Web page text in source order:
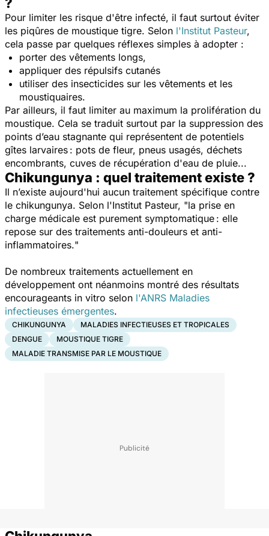
Pour limiter les risque d'être infecté, il faut surtout éviter
les piqûres de moustique tigre. Selon l'Institut Pasteur,
cela passe par quelques réflexes simples à adopter :
porter des vêtements longs,
appliquer des répulsifs cutanés
utiliser des insecticides sur les vêtements et les
moustiquaires.
Par ailleurs, il faut limiter au maximum la prolifération du
moustique. Cela se traduit surtout par la suppression des
points d’eau stagnante qui représentent de potentiels
gîtes larvaires : pots de fleur, pneus usagés, déchets
encombrants, cuves de récupération d'eau de pluie...
Chikungunya : quel traitement existe ?
Il n’existe aujourd'hui aucun traitement spécifique contre
le chikungunya. Selon l'Institut Pasteur, "la prise en
charge médicale est purement symptomatique : elle
repose sur des traitements anti-douleurs et anti-
inflammatoires."
De nombreux traitements actuellement en
développement ont néanmoins montré des résultats
encourageants in vitro selon l'ANRS Maladies
infectieuses émergentes.
CHIKUNGUNYA
MALADIES INFECTIEUSES ET TROPICALES
DENGUE
MOUSTIQUE TIGRE
MALADIE TRANSMISE PAR LE MOUSTIQUE